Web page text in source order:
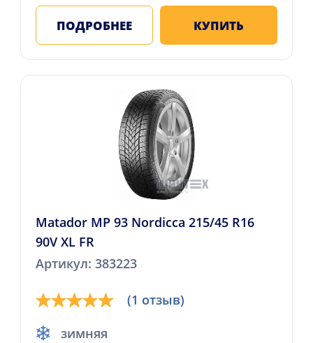
ПОДРОБНЕЕ КУПИТЬ
Matador MP 93 Nordicca 215/45 R16
90V XL FR
Артикул: 383223
(1 отзыв)
зимняя